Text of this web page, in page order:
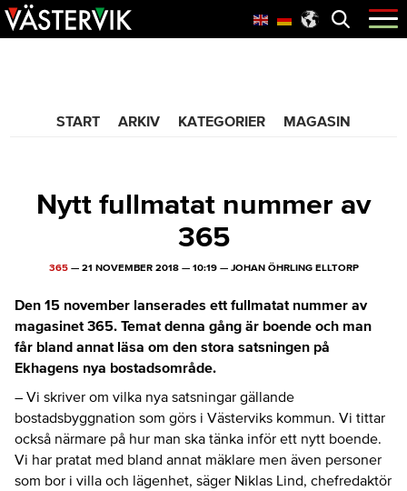
Hoppa
till
Skip
to
Hoppa
till
Öppna
menyn
START ARKIV KATEGORIER MAGASIN
Nytt fullmatat nummer av
365
365— 21 NOVEMBER 2018— 10:19— JOHAN ÖHRLING ELLTORP
Den 15 november lanserades ett fullmatat nummer av
magasinet 365. Temat denna gång är boende och man
får bland annat läsa om den stora satsningen på
Ekhagens nya bostadsområde.
– Vi skriver om vilka nya satsningar gällande
bostadsbyggnation som görs i Västerviks kommun. Vi tittar
också närmare på hur man ska tänka inför ett nytt boende.
Vi har pratat med bland annat mäklare men även personer
som bor i villa och lägenhet, säger Niklas Lind, chefredaktör